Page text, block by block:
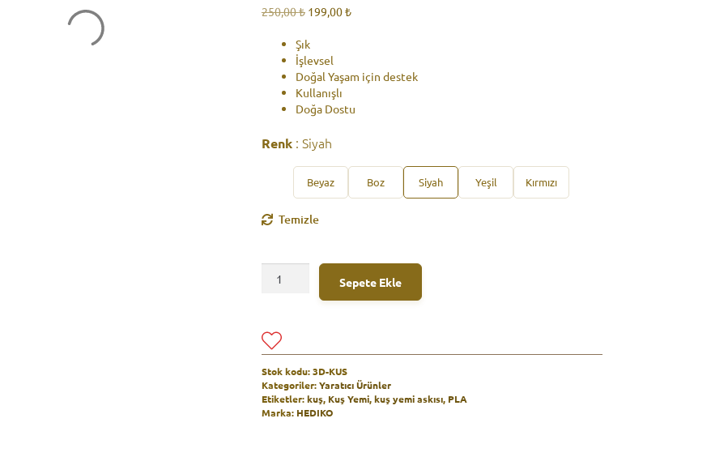
250,00₺ Orijinal
250,00 ₺.
199,00₺Şu
Şık
İşlevsel
Doğal Yaşam için destek
Kullanışlı
Doğa Dostu
Renk Siyah
Beyaz Boz Siyah Yeşil Kırmızı
Temizle
Yemi
Sepete Ekle
t
e
r
n
a
Stok kodu:3D-KUS
Kategoriler:Yaratıcı Ürünler
Etiketler:kuş, Kuş Yemi,kuş yemi askısı, PLA
Marka: HEDIKO